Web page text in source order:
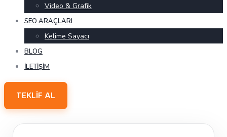
Video & Grafik
SEO ARAÇLARI
Kelime Sayacı
BLOG
İLETIŞIM
TEKLIF AL